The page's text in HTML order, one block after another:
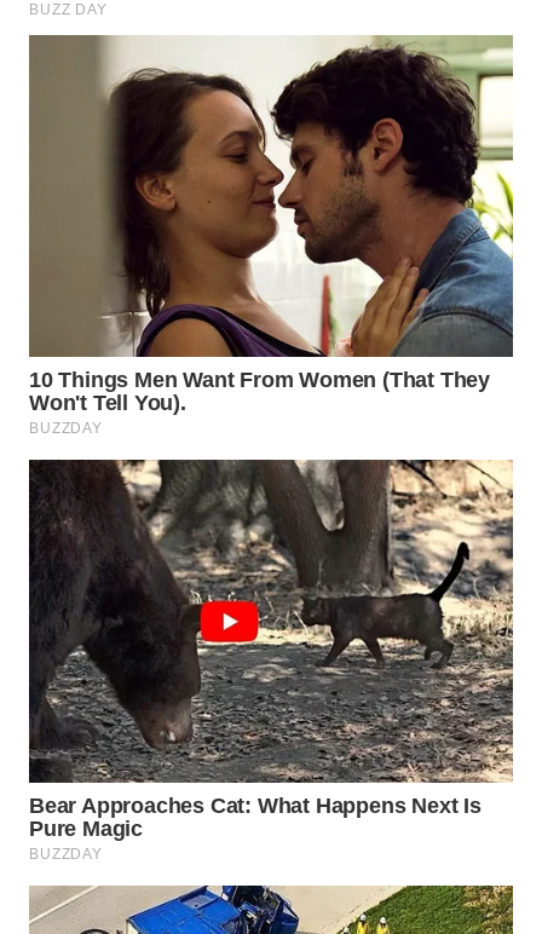
WAHANA
KONSUMEN
LISTRIK
WAHANA
TRAVEL
WAHANA
TV
WAHANANEWS
WAHANANEWS
CO ID
WAHANANEWS
NET
WAHANA
SPORT
WAHANA